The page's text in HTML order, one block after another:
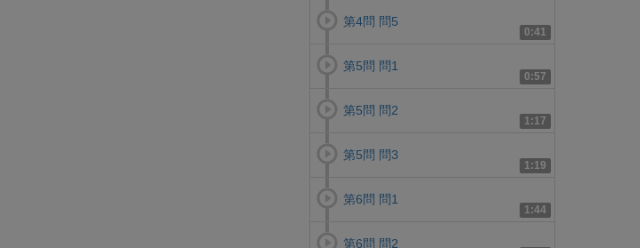
0:41
第4問 問5
0:57
第5問 問1
1:17
第5問 問2
1:19
第5問 問3
1:44
第6問 問1
第6問 問2